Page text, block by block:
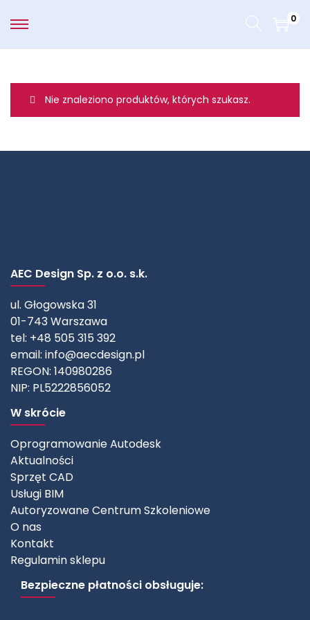
0
Nie znaleziono produktów, których szukasz.
AEC Design Sp. z o.o. s.k.
ul. Głogowska 31
01-743 Warszawa
tel: +48 505 315 392
email: info@aecdesign.pl
REGON: 140980286
NIP: PL5222856052
W skrócie
Oprogramowanie Autodesk
Aktualności
Sprzęt CAD
Usługi BIM
Autoryzowane Centrum Szkoleniowe
O nas
Kontakt
Regulamin sklepu
Bezpieczne płatności obsługuje: